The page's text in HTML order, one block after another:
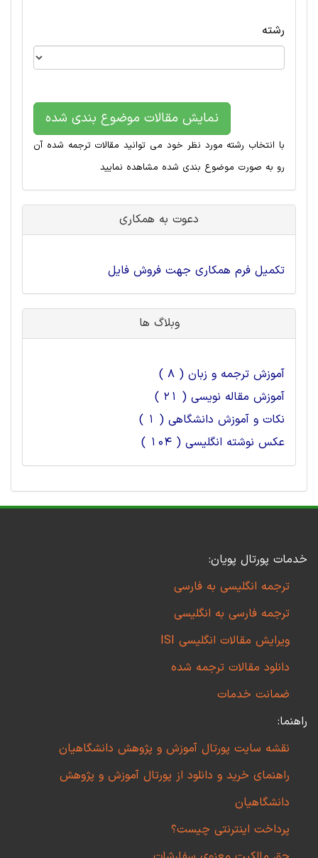
رشته
نمایش مقالات موضوع بندی شده
با انتخاب رشته مورد نظر خود می توانید مقالات ترجمه شده آن
رو به صورت موضوع بندی شده مشاهده نمایید
دعوت به همکاری
تکمیل فرم همکاری جهت فروش فایل
وبلاگ ها
آموزش ترجمه و زبان ( 8 )
آموزش مقاله نویسی ( 21 )
نکات و آموزش دانشگاهی ( 1 )
عکس نوشته انگلیسی ( 104 )
خدمات پورتال پویان:
ترجمه انگلیسی به فارسی
ترجمه فارسی به انگلیسی
ویرایش مقالات انگلیسی ISI
دانلود مقالات ترجمه شده
ضمانت خدمات
راهنما:
نقشه سایت پورتال آموزش و پژوهش دانشگاهیان
راهنمای خرید و دانلود از پورتال آموزش و پژوهش
دانشگاهیان
پرداخت اینترنتی چیست؟